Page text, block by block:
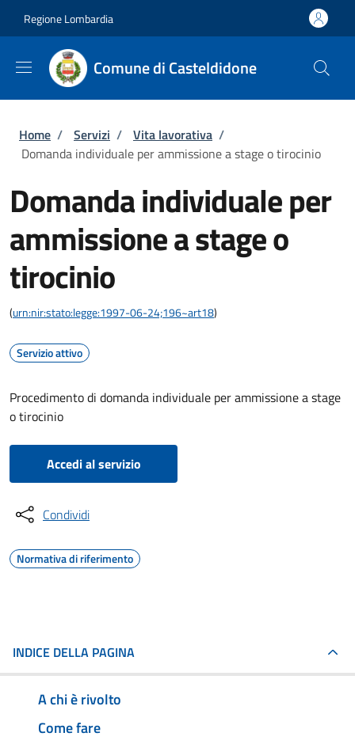
Regione Lombardia
Comune di Casteldidone
Briciole di pane
Home / Servizi / Vita lavorativa /
Domanda individuale per ammissione a stage o tirocinio
Domanda individuale per
ammissione a stage o
tirocinio
(urn:nir:stato:legge:1997-06-24;196~art18)
Servizio attivo
Procedimento di domanda individuale per ammissione a stage
o tirocinio
Accedi al servizio
Condividi
Normativa di riferimento
INDICE DELLA PAGINA
A chi è rivolto
Come fare